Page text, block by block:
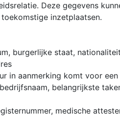
Deze gegevens
inzetplaatsen.
burgerlijke staat,
in aanmerking komt voor
belangrijkste
medische